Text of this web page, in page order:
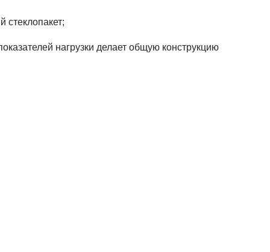
стеклопакет;
нагрузки делает общую конструкцию